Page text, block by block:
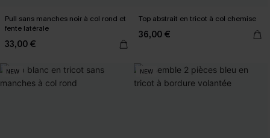
Pull sans manches noir à col rond et
fente latérale
33,00 €
Top abstrait en tricot à col chemise
36,00 €
NEW NEW